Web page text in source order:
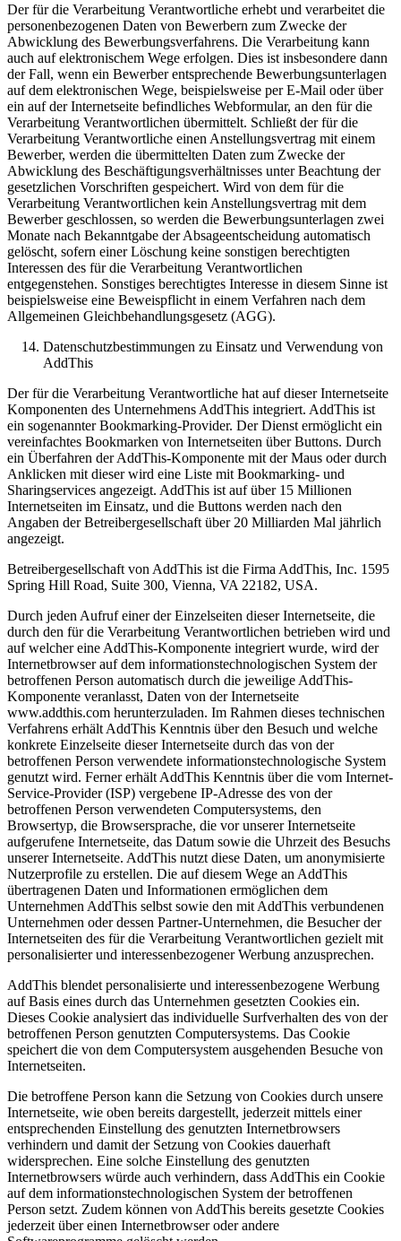
Der für die Verarbeitung Verantwortliche erhebt und verarbeitet die
personenbezogenen Daten von Bewerbern zum Zwecke der
Abwicklung des Bewerbungsverfahrens. Die Verarbeitung kann
auch auf elektronischem Wege erfolgen. Dies ist insbesondere dann
der Fall, wenn ein Bewerber entsprechende Bewerbungsunterlagen
auf dem elektronischen Wege, beispielsweise per E-Mail oder über
ein auf der Internetseite befindliches Webformular, an den für die
Verarbeitung Verantwortlichen übermittelt. Schließt der für die
Verarbeitung Verantwortliche einen Anstellungsvertrag mit einem
Bewerber, werden die übermittelten Daten zum Zwecke der
Abwicklung des Beschäftigungsverhältnisses unter Beachtung der
gesetzlichen Vorschriften gespeichert. Wird von dem für die
Verarbeitung Verantwortlichen kein Anstellungsvertrag mit dem
Bewerber geschlossen, so werden die Bewerbungsunterlagen zwei
Monate nach Bekanntgabe der Absageentscheidung automatisch
gelöscht, sofern einer Löschung keine sonstigen berechtigten
Interessen des für die Verarbeitung Verantwortlichen
entgegenstehen. Sonstiges berechtigtes Interesse in diesem Sinne ist
beispielsweise eine Beweispflicht in einem Verfahren nach dem
Allgemeinen Gleichbehandlungsgesetz (AGG).
Datenschutzbestimmungen zu Einsatz und Verwendung von
AddThis
Der für die Verarbeitung Verantwortliche hat auf dieser Internetseite
Komponenten des Unternehmens AddThis integriert. AddThis ist
ein sogenannter Bookmarking-Provider. Der Dienst ermöglicht ein
vereinfachtes Bookmarken von Internetseiten über Buttons. Durch
ein Überfahren der AddThis-Komponente mit der Maus oder durch
Anklicken mit dieser wird eine Liste mit Bookmarking- und
Sharingservices angezeigt. AddThis ist auf über 15 Millionen
Internetseiten im Einsatz, und die Buttons werden nach den
Angaben der Betreibergesellschaft über 20 Milliarden Mal jährlich
angezeigt.
Betreibergesellschaft von AddThis ist die Firma AddThis, Inc. 1595
Spring Hill Road, Suite 300, Vienna, VA 22182, USA.
Durch jeden Aufruf einer der Einzelseiten dieser Internetseite, die
durch den für die Verarbeitung Verantwortlichen betrieben wird und
auf welcher eine AddThis-Komponente integriert wurde, wird der
Internetbrowser auf dem informationstechnologischen System der
betroffenen Person automatisch durch die jeweilige AddThis-
Komponente veranlasst, Daten von der Internetseite
www.addthis.com herunterzuladen. Im Rahmen dieses technischen
Verfahrens erhält AddThis Kenntnis über den Besuch und welche
konkrete Einzelseite dieser Internetseite durch das von der
betroffenen Person verwendete informationstechnologische System
genutzt wird. Ferner erhält AddThis Kenntnis über die vom Internet-
Service-Provider (ISP) vergebene IP-Adresse des von der
betroffenen Person verwendeten Computersystems, den
Browsertyp, die Browsersprache, die vor unserer Internetseite
aufgerufene Internetseite, das Datum sowie die Uhrzeit des Besuchs
unserer Internetseite. AddThis nutzt diese Daten, um anonymisierte
Nutzerprofile zu erstellen. Die auf diesem Wege an AddThis
übertragenen Daten und Informationen ermöglichen dem
Unternehmen AddThis selbst sowie den mit AddThis verbundenen
Unternehmen oder dessen Partner-Unternehmen, die Besucher der
Internetseiten des für die Verarbeitung Verantwortlichen gezielt mit
personalisierter und interessenbezogener Werbung anzusprechen.
AddThis blendet personalisierte und interessenbezogene Werbung
auf Basis eines durch das Unternehmen gesetzten Cookies ein.
Dieses Cookie analysiert das individuelle Surfverhalten des von der
betroffenen Person genutzten Computersystems. Das Cookie
speichert die von dem Computersystem ausgehenden Besuche von
Internetseiten.
Die betroffene Person kann die Setzung von Cookies durch unsere
Internetseite, wie oben bereits dargestellt, jederzeit mittels einer
entsprechenden Einstellung des genutzten Internetbrowsers
verhindern und damit der Setzung von Cookies dauerhaft
widersprechen. Eine solche Einstellung des genutzten
Internetbrowsers würde auch verhindern, dass AddThis ein Cookie
auf dem informationstechnologischen System der betroffenen
Person setzt. Zudem können von AddThis bereits gesetzte Cookies
jederzeit über einen Internetbrowser oder andere